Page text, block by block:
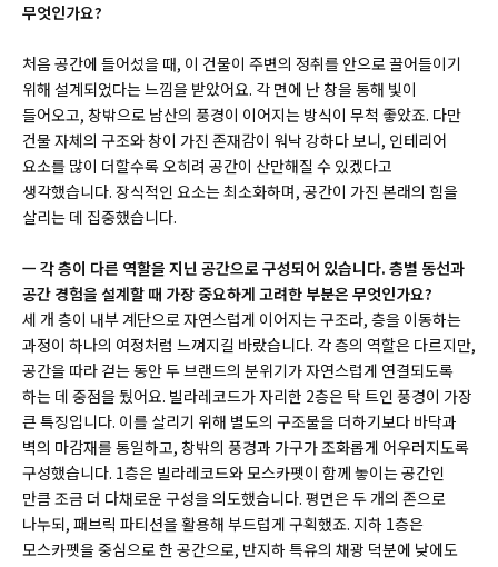
무엇인가요?
처음 공간에 들어섰을 때, 이 건물이 주변의 정취를 안으로 끌어들이기
위해 설계되었다는 느낌을 받았어요. 각 면에 난 창을 통해 빛이
들어오고, 창밖으로 남산의 풍경이 이어지는 방식이 무척 좋았죠. 다만
건물 자체의 구조와 창이 가진 존재감이 워낙 강하다 보니, 인테리어
요소를 많이 더할수록 오히려 공간이 산만해질 수 있겠다고
생각했습니다. 장식적인 요소는 최소화하며, 공간이 가진 본래의 힘을
살리는 데 집중했습니다.
ㅡ 각 층이 다른 역할을 지닌 공간으로 구성되어 있습니다. 층별 동선과
공간 경험을 설계할 때 가장 중요하게 고려한 부분은 무엇인가요?
세 개 층이 내부 계단으로 자연스럽게 이어지는 구조라, 층을 이동하는
과정이 하나의 여정처럼 느껴지길 바랐습니다. 각 층의 역할은 다르지만,
공간을 따라 걷는 동안 두 브랜드의 분위기가 자연스럽게 연결되도록
하는 데 중점을 뒀어요. 빌라레코드가 자리한 2층은 탁 트인 풍경이 가장
큰 특징입니다. 이를 살리기 위해 별도의 구조물을 더하기보다 바닥과
벽의 마감재를 통일하고, 창밖의 풍경과 가구가 조화롭게 어우러지도록
구성했습니다. 1층은 빌라레코드와 모스카펫이 함께 놓이는 공간인
만큼 조금 더 다채로운 구성을 의도했습니다. 평면은 두 개의 존으로
나누되, 패브릭 파티션을 활용해 부드럽게 구획했죠. 지하 1층은
모스카펫을 중심으로 한 공간으로, 반지하 특유의 채광 덕분에 낮에도